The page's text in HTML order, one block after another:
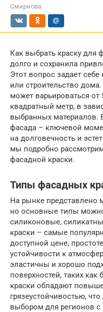
Смирнова
Как выбрать краску для
долго и сохранила
Этот вопрос задает
или строительство
может варьироваться от
квадратный метр, в
выбранных материалов.
фасада – ключевой
на долговечность и
мы подробно
фасадной краски.
Типы фасадных
На рынке представлено
но основные типы
силиконовые,
краски – самые
доступной цене,
устойчивости к
эластичны и хорошо
поверхностей, таких
краски обладают
грязеустойчивостью,
выбором для регионов